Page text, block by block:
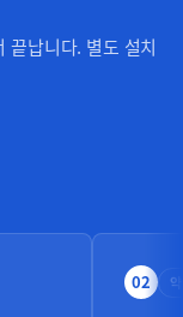
납니다. 별도 설치
02